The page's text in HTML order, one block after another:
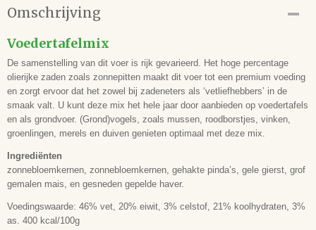
Productcode
81.120.003
EAN code
Omschrijving
Voedertafelmix
De samenstelling van dit voer is rijk gevarieerd. Het hoge percentage
olierijke zaden zoals zonnepitten maakt dit voer tot een premium voeding
en zorgt ervoor dat het zowel bij zadeneters als ‘vetliefhebbers’ in de
smaak valt. U kunt deze mix het hele jaar door aanbieden op voedertafels
en als grondvoer. (Grond)vogels, zoals mussen, roodborstjes, vinken,
groenlingen, merels en duiven genieten optimaal met deze mix.
Ingrediënten
zonnebloemkernen, zonnebloemkernen, gehakte pinda’s, gele gierst, grof
gemalen mais, en gesneden gepelde haver.
Voedingswaarde: 46% vet, 20% eiwit, 3% celstof, 21% koolhydraten, 3%
as. 400 kcal/100g